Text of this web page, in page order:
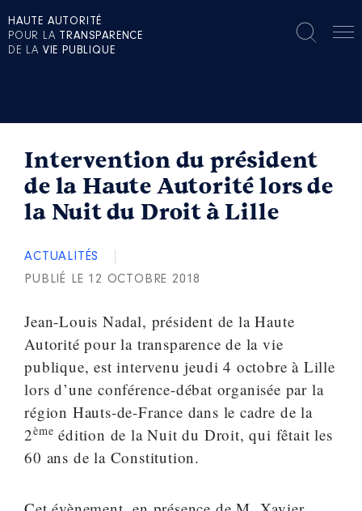
HAUTE AUTORITÉ
POUR LA TRANSPARENCE
DE LA VIE PUBLIQUE
Intervention du président
de la Haute Autorité lors de
la Nuit du Droit à Lille
ACTUALITÉS
PUBLIÉ LE 12 OCTOBRE 2018
Jean-Louis Nadal, président de la Haute
Autorité pour la transparence de la vie
publique, est intervenu jeudi 4 octobre à Lille
lors d’une conférence-débat organisée par la
région Hauts-de-France dans le cadre de la
2ème édition de la Nuit du Droit, qui fêtait les
60 ans de la Constitution.